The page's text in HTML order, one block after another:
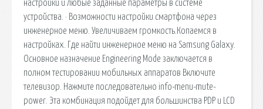
настройки и любые заданные параметры в системе
устройства. · Возможности настройки смартфона через
инженерное меню. Увеличиваем громкость.Копаемся в
настройках. Где найти инженерное меню на Samsung Galaxy.
Основное назначение Engineering Mode заключается в
полном тестировании мобильных аппаратов Включите
телевизор. Нажмите последовательно info-menu-mute-
power. Эта комбинация подойдет для большинства PDP и LCD